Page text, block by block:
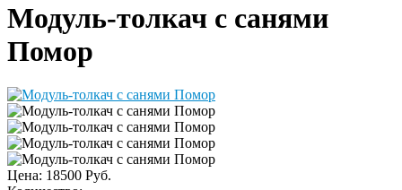
Модуль-толкач с санями
Помор
Цена: 18500 Руб.